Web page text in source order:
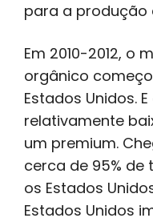
para a produção
Em 2010-2012, o
orgânico
Estados Unidos.
relativamente
um premium.
cerca de 95%
os Estados
Estados Unidos